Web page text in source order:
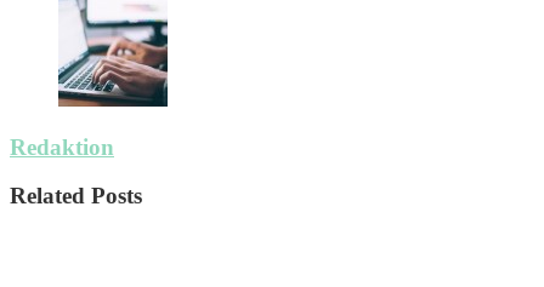
Redaktion
Related Posts